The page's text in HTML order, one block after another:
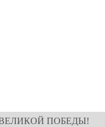
ПОБЕДЫ!